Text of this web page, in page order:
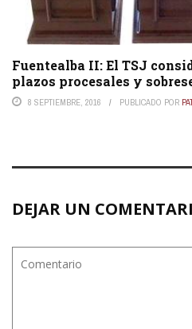
Fuentealba II: El TSJ
plazos procesales y
8 SEPTIEMBRE, 2016 PUBLICADO POR
DEJAR UN